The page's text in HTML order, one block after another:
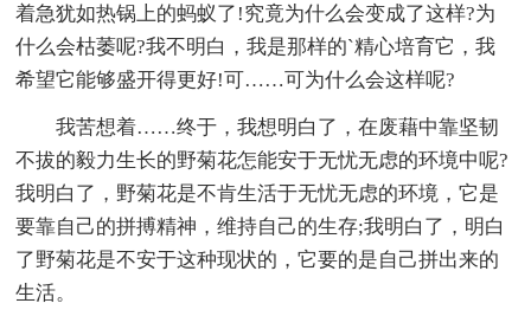
着急犹如热锅上的蚂蚁了!究竟为什么会变成了这样?为
什么会枯萎呢?我不明白，我是那样的`精心培育它，我
希望它能够盛开得更好!可……可为什么会这样呢?
我苦想着……终于，我想明白了，在废藉中靠坚韧
不拔的毅力生长的野菊花怎能安于无忧无虑的环境中呢?
我明白了，野菊花是不肯生活于无忧无虑的环境，它是
要靠自己的拼搏精神，维持自己的生存;我明白了，明白
了野菊花是不安于这种现状的，它要的是自己拼出来的
生活。